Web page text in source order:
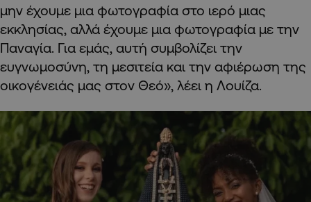
μην έχουμε μια φωτογραφία στο ιερό μιας
εκκλησίας, αλλά έχουμε μια φωτογραφία με την
Παναγία. Για εμάς, αυτή συμβολίζει την
ευγνωμοσύνη, τη μεσιτεία και την αφιέρωση της
οικογένειάς μας στον Θεό», λέει η Λουίζα.